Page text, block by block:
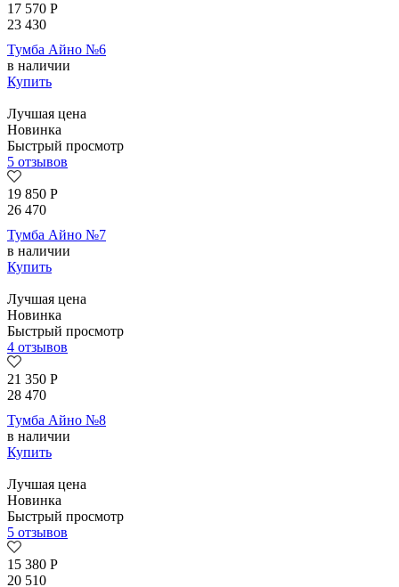
17 570 Р
23 430
Тумба Айно №6
в наличии
Купить
Лучшая цена
Новинка
Быстрый просмотр
5 отзывов
19 850 Р
26 470
Тумба Айно №7
в наличии
Купить
Лучшая цена
Новинка
Быстрый просмотр
4 отзывов
21 350 Р
28 470
Тумба Айно №8
в наличии
Купить
Лучшая цена
Новинка
Быстрый просмотр
5 отзывов
15 380 Р
20 510